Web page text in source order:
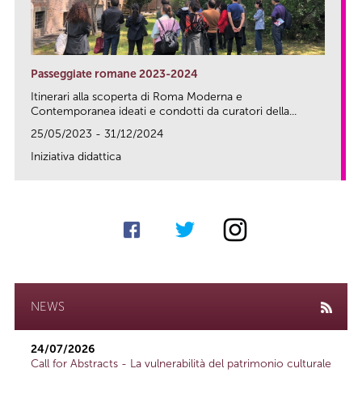
Passeggiate romane 2023-2024
Itinerari alla scoperta di Roma Moderna e
Contemporanea ideati e condotti da curatori della...
25/05/2023 - 31/12/2024
Iniziativa didattica
NEWS
24/07/2026
Call for Abstracts - La vulnerabilità del patrimonio culturale